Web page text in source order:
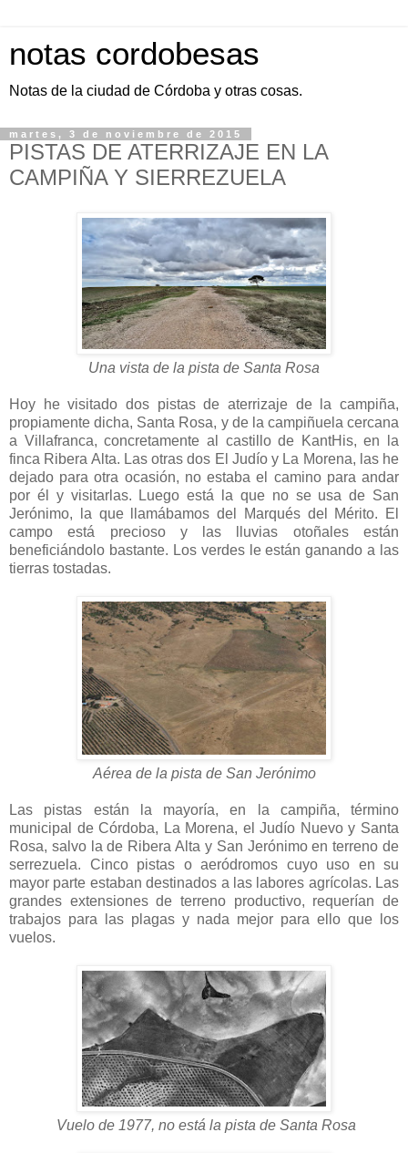
notas cordobesas
Notas de la ciudad de Córdoba y otras cosas.
martes, 3 de noviembre de 2015
PISTAS DE ATERRIZAJE EN LA
CAMPIÑA Y SIERREZUELA
Una vista de la pista de Santa Rosa
Hoy he visitado dos pistas de aterrizaje de la campiña,
propiamente dicha, Santa Rosa, y de la campiñuela cercana
a Villafranca, concretamente al castillo de KantHis, en la
finca Ribera Alta. Las otras dos El Judío y La Morena, las he
dejado para otra ocasión, no estaba el camino para andar
por él y visitarlas. Luego está la que no se usa de San
Jerónimo, la que llamábamos del Marqués del Mérito. El
campo está precioso y las lluvias otoñales están
beneficiándolo bastante. Los verdes le están ganando a las
tierras tostadas.
Aérea de la pista de San Jerónimo
Las pistas están la mayoría, en la campiña, término
municipal de Córdoba, La Morena, el Judío Nuevo y Santa
Rosa, salvo la de Ribera Alta y San Jerónimo en terreno de
serrezuela. Cinco pistas o aeródromos cuyo uso en su
mayor parte estaban destinados a las labores agrícolas. Las
grandes extensiones de terreno productivo, requerían de
trabajos para las plagas y nada mejor para ello que los
vuelos.
Vuelo de 1977, no está la pista de Santa Rosa